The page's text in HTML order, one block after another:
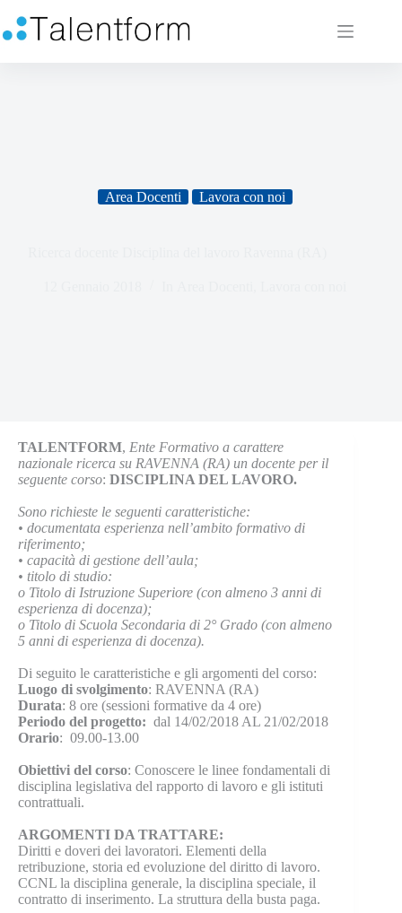
Area Docenti Lavora con noi
TALENTFORM, Ente Formativo a carattere
nazionale ricerca su RAVENNA (RA) un docente per il
seguente corso: DISCIPLINA DEL LAVORO.
Sono richieste le seguenti caratteristiche:
• documentata esperienza nell’ambito formativo di
riferimento;
• capacità di gestione dell’aula;
• titolo di studio:
o Titolo di Istruzione Superiore (con almeno 3 anni di
esperienza di docenza);
o Titolo di Scuola Secondaria di 2° Grado (con almeno
5 anni di esperienza di docenza).
Di seguito le caratteristiche e gli argomenti del corso:
Luogo di svolgimento: RAVENNA (RA)
Durata: 8 ore (sessioni formative da 4 ore)
Periodo del progetto: dal 14/02/2018 AL 21/02/2018
Orario: 09.00-13.00
Obiettivi del corso: Conoscere le linee fondamentali di
disciplina legislativa del rapporto di lavoro e gli istituti
contrattuali.
ARGOMENTI DA TRATTARE:
Diritti e doveri dei lavoratori. Elementi della
retribuzione, storia ed evoluzione del diritto di lavoro.
CCNL la disciplina generale, la disciplina speciale, il
contratto di inserimento. La struttura della busta paga.